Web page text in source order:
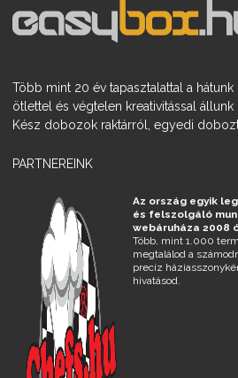
Több mint 20 év tapasztalattal a
ötlettel és végtelen kreativitással állunk
Kész dobozok raktárról, egyedi
PARTNEREINK
Az ország egyik
és felszolgáló
webáruháza 2008
Több, mint 1.000
megtalálod a
precíz
hivatásod.